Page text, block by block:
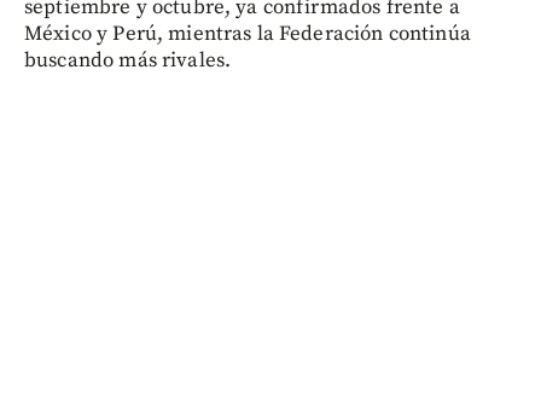
septiembre y octubre, ya confirmados frente a
México y Perú, mientras la Federación continúa
buscando más rivales.